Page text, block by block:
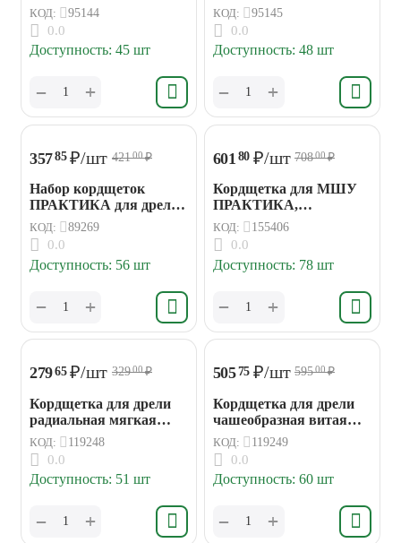
чашеобразная мягкая,
75 мм.
КОД: 95144
0.0
Доступность: 45 шт
+
−
чашеобразная мягкая
100 мм.
КОД: 95145
0.0
Доступность: 48 шт
+
−
35785 ₽/шт 421 00 ₽
Набор кордщеток
ПРАКТИКА для дрели
3шт,мягкие чаш. 50мм
радиал.
КОД: 89269
0.0
Доступность: 56 шт
+
−
601 80 ₽/шт 70800 ₽
Кордщетка для МШУ
ПРАКТИКА,
чашеобразная,
абразивная, М14, 65 мм
КОД: 155406
0.0
Доступность: 78 шт
+
−
27965 ₽/шт 32900₽
Кордщетка для дрели
радиальная мягкая
ПРАКТИКА 100 мм,
хвост 6 мм
КОД: 119248
0.0
Доступность: 51 шт
+
−
50575 ₽/шт 59500₽
Кордщетка для дрели
чашеобразная витая
ПРАКТИКА 75 мм,
хвост 6 мм
КОД: 119249
0.0
Доступность: 60 шт
+
−